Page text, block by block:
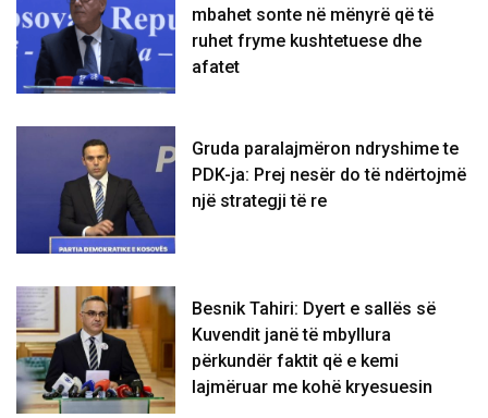
mbahet sonte në mënyrë që të
ruhet fryme kushtetuese dhe
afatet
Gruda paralajmëron ndryshime te
PDK-ja: Prej nesër do të ndërtojmë
një strategji të re
Besnik Tahiri: Dyert e sallës së
Kuvendit janë të mbyllura
përkundër faktit që e kemi
lajmëruar me kohë kryesuesin